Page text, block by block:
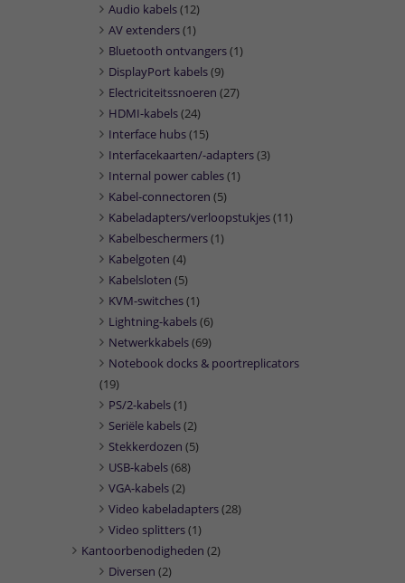
Audio kabels(12)
AV extenders(1)
Bluetooth ontvangers(1)
DisplayPort kabels(9)
Electriciteitssnoeren (27)
HDMI-kabels(24)
Interface hubs(15)
Interfacekaarten/-adapters(3)
Internal power cables(1)
Kabel-connectoren (5)
Kabeladapters/verloopstukjes(11)
Kabelbeschermers(1)
Kabelgoten (4)
Kabelsloten (5)
KVM-switches(1)
Lightning-kabels(6)
Netwerkkabels(69)
Notebook docks & poortreplicators
(19)
PS/2-kabels(1)
Seriële kabels(2)
Stekkerdozen (5)
USB-kabels(68)
VGA-kabels(2)
Video kabeladapters(28)
Video splitters(1)
Kantoorbenodigheden (2)
Diversen (2)